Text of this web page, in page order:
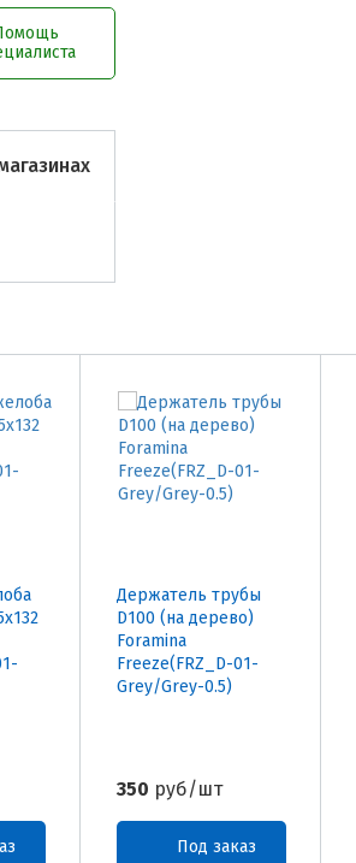
Держатель трубы
D100 (на дерево)
Foramina
Freeze(FRZ_D-01-
Grey/Grey-0.5)
350 руб/шт
Под заказ